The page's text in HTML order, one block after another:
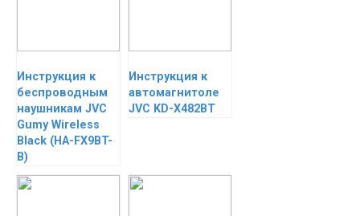
Инструкция к
беспроводным
наушникам JVC
Gumy Wireless
Black (HA-FX9BT-
B)
Инструкция к
автомагнитоле
JVC KD-X482BT